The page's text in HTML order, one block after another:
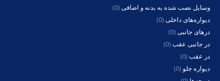
وسایل نصب شده به بدنه و اضافی(0)
دیواره‌های داخلی(0)
درهای جانبی(0)
در جانبی عقب(0)
در عقب(0)
دیواره جلو (0)